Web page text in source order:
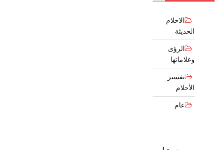
الاحلام
الحديثة
الرؤى
وعلاماتها
تفسير
الأحلام
عام